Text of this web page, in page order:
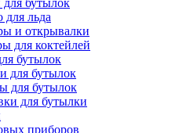
бутылок
для льда
и открывалки
для коктейлей
бутылок
для бутылок
для бутылок
для бутылки
приборов